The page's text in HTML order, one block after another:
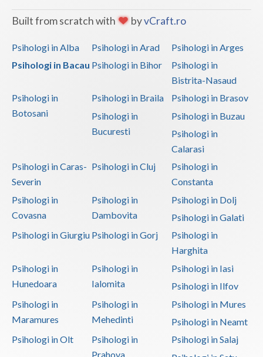
Built from scratch with byvCraft.ro
Psihologi in Alba Psihologi in Arad
Psihologi in Arges
Psihologi in Bacau Psihologi in Bihor
Psihologi in
Bistrita-Nasaud
Psihologi in
Botosani
Psihologi in Braila
Psihologi in Brasov
Psihologi in
Bucuresti
Psihologi in Buzau
Psihologi in
Calarasi
Psihologi in Caras-
Severin
Psihologi in Cluj
Psihologi in
Constanta
Psihologi in
Covasna
Psihologi in
Dambovita
Psihologi in Dolj
Psihologi in Galati
Psihologi in Giurgiu Psihologi in Gorj
Psihologi in
Harghita
Psihologi in
Hunedoara
Psihologi in
Ialomita
Psihologi in Iasi
Psihologi in Ilfov
Psihologi in
Maramures
Psihologi in
Mehedinti
Psihologi in Mures
Psihologi in Neamt
Psihologi in Olt
Psihologi in
Prahova
Psihologi in Salaj